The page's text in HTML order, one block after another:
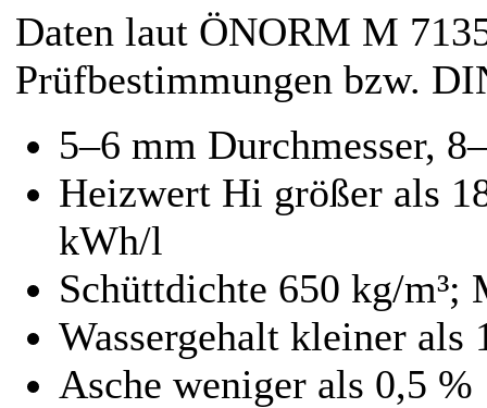
Daten laut ÖNORM M
Prüfbestimmungen bzw.
5–6 mm Durchmesser,
Heizwert Hi größer als
kWh/l
Schüttdichte 650 kg/m³;
Wassergehalt kleiner als
Asche weniger als 0,5 %